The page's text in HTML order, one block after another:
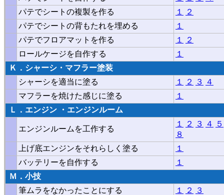
パテでシートの複製を作る
１
２
パテでシートの背もたれを埋める
１
パテでフロアマットを作る
１
２
ロールケージを自作する
１
Ｋ．シャーシ・マフラー塗装
シャーシを適当に塗る
１ ２ ３
４
マフラーを焼けた感じに塗る
１
Ｌ． エンジン ・エンジンルーム
エンジンルームを工作する
１ ２ ３ ４
５
８
上げ底エンジンをそれらしく塗る
１
バッテリーを自作する
１
Ｍ．小技
筆ムラをなかったことにする
１ ２
３